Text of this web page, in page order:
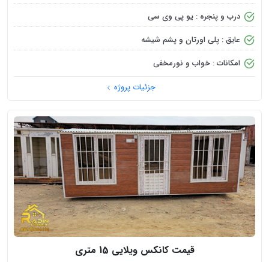
درب و پنجره : یو پی وی سی
عایق : پلی اورتان و پشم شیشه
امکانات : خواب و نورمخفی
جزئیات پروژه
قیمت کانکس ویلایی 15 متری